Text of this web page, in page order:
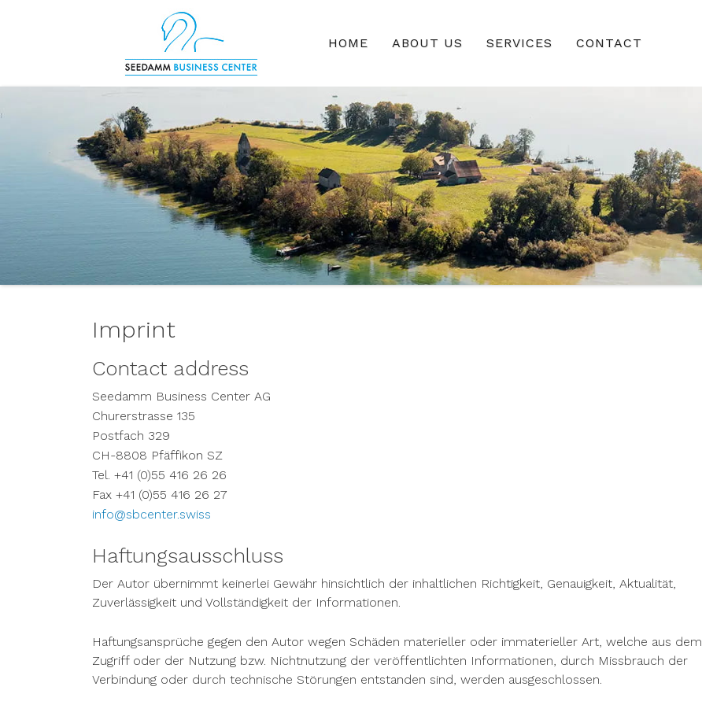
HOME ABOUT US SERVICES CONTACT
Imprint
Contact address
Seedamm Business Center AG
Churerstrasse 135
Postfach 329
CH-8808 Pfäffikon SZ
Tel. +41 (0)55 416 26 26
Fax +41 (0)55 416 26 27
info@sbcenter.swiss
Haftungsausschluss
Der Autor übernimmt keinerlei Gewähr hinsichtlich der inhaltlichen Richtigkeit, Genauigkeit, Aktualität,
Zuverlässigkeit und Vollständigkeit der Informationen.
Haftungsansprüche gegen den Autor wegen Schäden materieller oder immaterieller Art, welche aus dem
Zugriff oder der Nutzung bzw. Nichtnutzung der veröffentlichten Informationen, durch Missbrauch der
Verbindung oder durch technische Störungen entstanden sind, werden ausgeschlossen.